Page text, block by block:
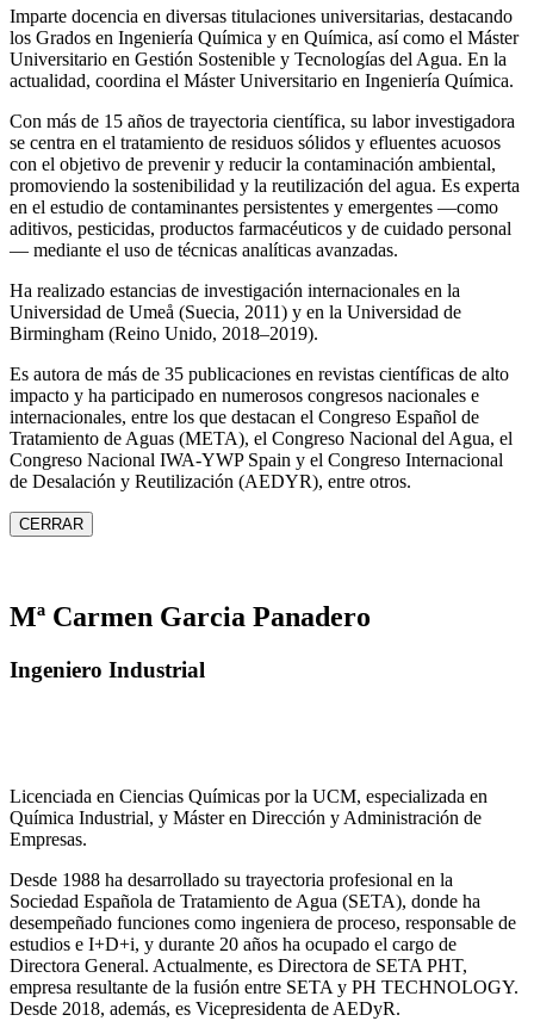
Imparte docencia en diversas titulaciones universitarias, destacando
los Grados en Ingeniería Química y en Química, así como el Máster
Universitario en Gestión Sostenible y Tecnologías del Agua. En la
actualidad, coordina el Máster Universitario en Ingeniería Química.
Con más de 15 años de trayectoria científica, su labor investigadora
se centra en el tratamiento de residuos sólidos y efluentes acuosos
con el objetivo de prevenir y reducir la contaminación ambiental,
promoviendo la sostenibilidad y la reutilización del agua. Es experta
en el estudio de contaminantes persistentes y emergentes —como
aditivos, pesticidas, productos farmacéuticos y de cuidado personal
— mediante el uso de técnicas analíticas avanzadas.
Ha realizado estancias de investigación internacionales en la
Universidad de Umeå (Suecia, 2011) y en la Universidad de
Birmingham (Reino Unido, 2018–2019).
Es autora de más de 35 publicaciones en revistas científicas de alto
impacto y ha participado en numerosos congresos nacionales e
internacionales, entre los que destacan el Congreso Español de
Tratamiento de Aguas (META), el Congreso Nacional del Agua, el
Congreso Nacional IWA‑YWP Spain y el Congreso Internacional
de Desalación y Reutilización (AEDYR), entre otros.
CERRAR
Mª Carmen Garcia Panadero
Ingeniero Industrial
Licenciada en Ciencias Químicas por la UCM, especializada en
Química Industrial, y Máster en Dirección y Administración de
Empresas.
Desde 1988 ha desarrollado su trayectoria profesional en la
Sociedad Española de Tratamiento de Agua (SETA), donde ha
desempeñado funciones como ingeniera de proceso, responsable de
estudios e I+D+i, y durante 20 años ha ocupado el cargo de
Directora General. Actualmente, es Directora de SETA PHT,
empresa resultante de la fusión entre SETA y PH TECHNOLOGY.
Desde 2018, además, es Vicepresidenta de AEDyR.